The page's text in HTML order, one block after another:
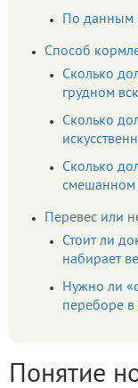
По данным
Способ
Сколько
грудном
Сколько
Сколько
смешанном
Перевес или
Стоит ли
набирает
Нужно ли
переборе в
Понятие